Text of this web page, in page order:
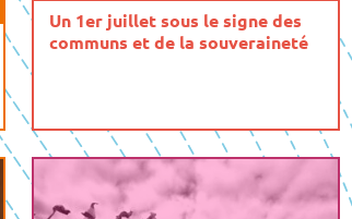
Un 1er juillet sous le signe des
communs et de la souveraineté